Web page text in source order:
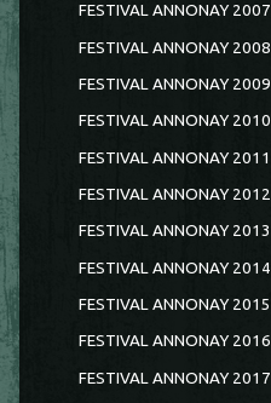
FESTIVAL ANNONAY 2007
FESTIVAL ANNONAY 2008
FESTIVAL ANNONAY 2009
FESTIVAL ANNONAY 2010
FESTIVAL ANNONAY 2011
FESTIVAL ANNONAY 2012
FESTIVAL ANNONAY 2013
FESTIVAL ANNONAY 2014
FESTIVAL ANNONAY 2015
FESTIVAL ANNONAY 2016
FESTIVAL ANNONAY 2017